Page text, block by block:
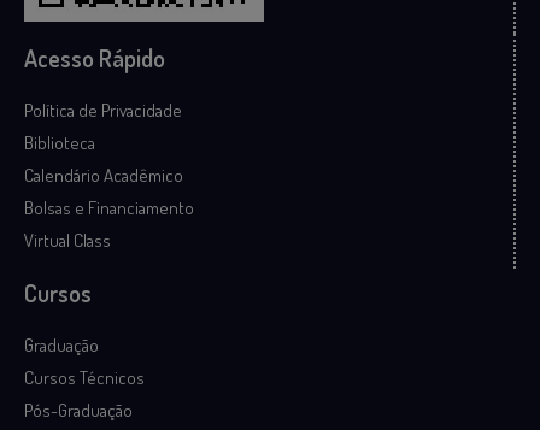
Acesso Rápido
Política de Privacidade
Biblioteca
Calendário Acadêmico
Bolsas e Financiamento
Virtual Class
Cursos
Graduação
Cursos Técnicos
Pós-Graduação